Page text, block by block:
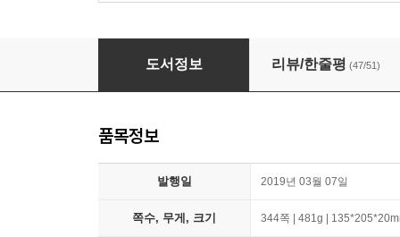
다가오는 말들
도서정보 리뷰/한줄평 (47/51)
품목정보
발행일 2019년 03월 07일
쪽수, 무게, 크기 344쪽 | 481g |